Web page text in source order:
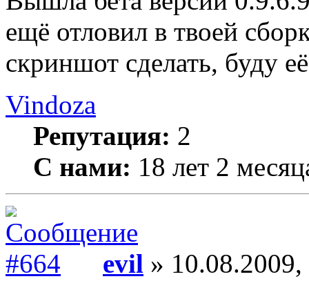
ещё отловил в твоей
скриншот сделать, буду
Vindoza
Репутация: 2
С нами: 18 лет 2
evil »